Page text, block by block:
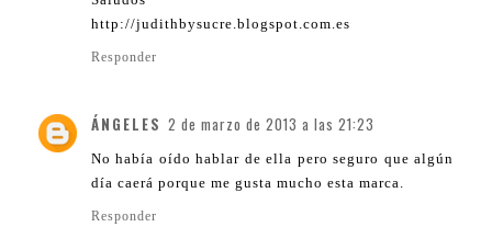
http://judithbysucre.blogspot.com.es
Responder
ÁNGELES 2 de marzo de 2013 a las 21:23
No había oído hablar de ella pero seguro que algún
día caerá porque me gusta mucho esta marca.
Responder